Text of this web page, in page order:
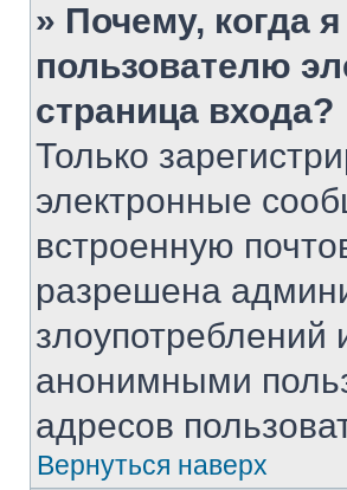
» Почему, когда
пользователю
страница входа?
Только
электронные
встроенную
разрешена
злоупотреблений
анонимными
адресов
Вернуться наверх